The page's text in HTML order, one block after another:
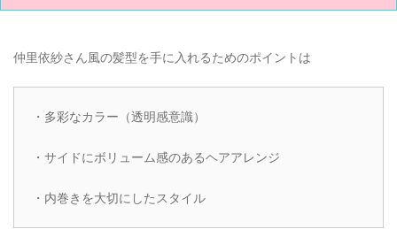
仲里依紗さん風の髪型を手に入れるためのポイントは
・多彩なカラー（透明感意識）
・サイドにボリューム感のあるヘアアレンジ
・内巻きを大切にしたスタイル